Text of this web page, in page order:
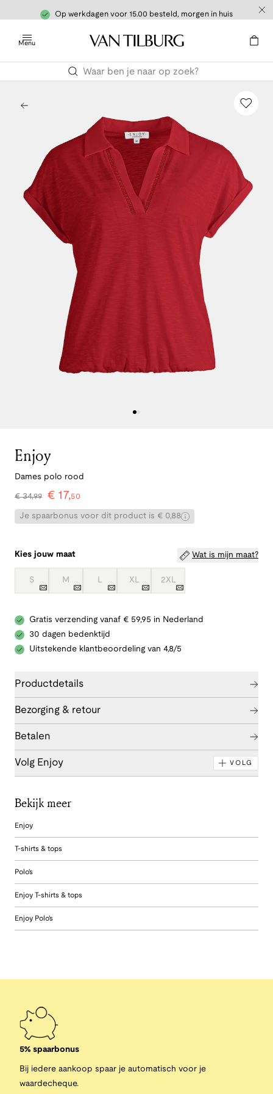
Op werkdagen voor 15.00 besteld, morgen in huis
Menu
Enjoy
Dames polo rood
€34,99 € 17,50
Je spaarbonus voor dit product is € 0,88
Kies jouw maat Wat is mijn maat?
S M L XL 2XL
Gratis verzending vanaf € 59,95 in Nederland
30 dagen bedenktijd
Uitstekende klantbeoordeling van 4,8/5
Productdetails
Bezorging & retour
Betalen
Volg Enjoy VOLG
Bekijk meer
Enjoy
T-shirts & tops
Polo's
Enjoy T-shirts & tops
Enjoy Polo's
5% spaarbonus
Bij iedere aankoop spaar je automatisch voor je
waardecheque.